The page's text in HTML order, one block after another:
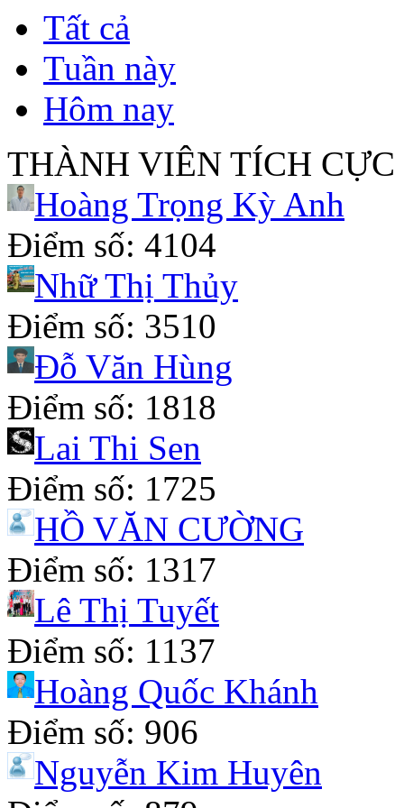
Tất cả
Tuần này
Hôm nay
THÀNH VIÊN TÍCH CỰC
Hoàng Trọng Kỳ Anh
Điểm số: 4104
Nhữ Thị Thủy
Điểm số: 3510
Đỗ Văn Hùng
Điểm số: 1818
Lai Thi Sen
Điểm số: 1725
HỒ VĂN CƯỜNG
Điểm số: 1317
Lê Thị Tuyết
Điểm số: 1137
Hoàng Quốc Khánh
Điểm số: 906
Nguyễn Kim Huyên